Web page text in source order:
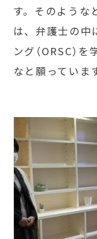
す。そのような
は、弁護士の中
ング（ORSC）
なと願っていま